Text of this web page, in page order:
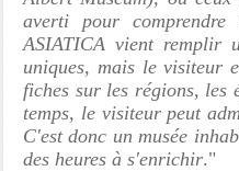
averti pour
ASIATICA vient remplir
uniques, mais le visiteur
fiches sur les régions, les
temps, le visiteur peut
C'est donc un musée
des heures à s'enrichir